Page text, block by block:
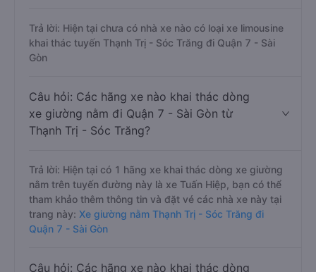
Trả lời: Hiện tại chưa có nhà xe nào có loại xe limousine
khai thác tuyến Thạnh Trị - Sóc Trăng đi Quận 7 - Sài
Gòn
Câu hỏi: Các hãng xe nào khai thác dòng
xe giường nằm đi Quận 7 - Sài Gòn từ
Thạnh Trị - Sóc Trăng?
Trả lời: Hiện tại có 1 hãng xe khai thác dòng xe giường
nằm trên tuyến đường này là xe Tuấn Hiệp, bạn có thể
tham khảo thêm thông tin và đặt vé các nhà xe này tại
trang này: Xe giường nằm Thạnh Trị - Sóc Trăng đi
Quận 7 - Sài Gòn
Câu hỏi: Các hãng xe nào khai thác dòng